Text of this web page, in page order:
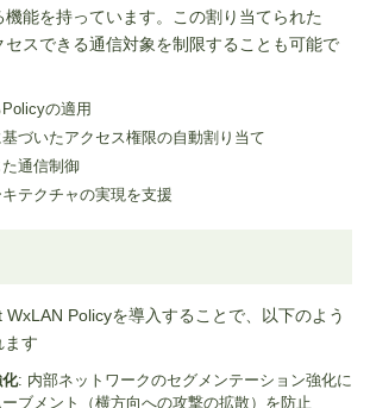
能を持っています。この割り当てられた
セスできる通信対象を制限することも可能で
の適用
づいたアクセス権限の自動割り当て
通信制御
テクチャの実現を支援
WxLAN Policyを導入することで、以下のよう
ます
: 内部ネットワークのセグメンテーション強化に
ブメント（横方向への攻撃の拡散）を防止